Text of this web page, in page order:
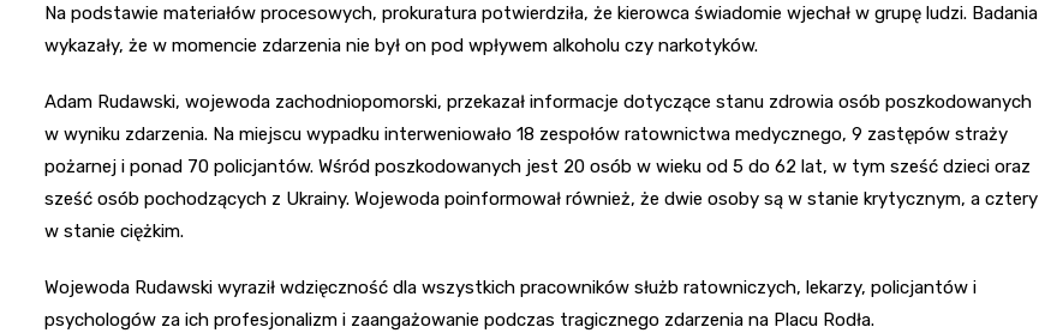
Na podstawie materiałów procesowych, prokuratura potwierdziła, że kierowca świadomie wjechał w grupę ludzi. Badania
wykazały, że w momencie zdarzenia nie był on pod wpływem alkoholu czy narkotyków.
Adam Rudawski, wojewoda zachodniopomorski, przekazał informacje dotyczące stanu zdrowia osób poszkodowanych
w wyniku zdarzenia. Na miejscu wypadku interweniowało 18 zespołów ratownictwa medycznego, 9 zastępów straży
pożarnej i ponad 70 policjantów. Wśród poszkodowanych jest 20 osób w wieku od 5 do 62 lat, w tym sześć dzieci oraz
sześć osób pochodzących z Ukrainy. Wojewoda poinformował również, że dwie osoby są w stanie krytycznym, a cztery
w stanie ciężkim.
Wojewoda Rudawski wyraził wdzięczność dla wszystkich pracowników służb ratowniczych, lekarzy, policjantów i
psychologów za ich profesjonalizm i zaangażowanie podczas tragicznego zdarzenia na Placu Rodła.